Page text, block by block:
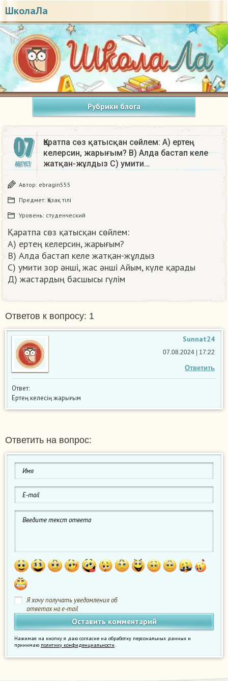
ШколаЛа
Рубрики блога
07
АВГУСТ
Қаратпа сөз қатысқан сөйлем: А) ертең
келерсин, жарығым? В) Алда бастап келе
жатқан-жұлдыз С) умити…
Автор: ebragin555
Предмет: Қазақ тiлi
Уровень: студенческий
Қаратпа сөз қатысқан сөйлем:
А) ертең келерсин, жарығым?
В) Алда бастап келе жатқан-жұлдыз
С) умити зор әнші, жас әнші Айым, күле қарады
Д) жастардың басшысы гүлім ​
Ответов к вопросу: 1
Sunnat24
Ответить
07.08.2024 | 17:22
Ответ:
Ертең келесің жарығым
Ответить на вопрос:
Я хочу получать уведомления об
ответах на e-mail
Нажимая на кнопку я даю согласие на обработку персональных данных и
принимаю политику конфиденциальности.